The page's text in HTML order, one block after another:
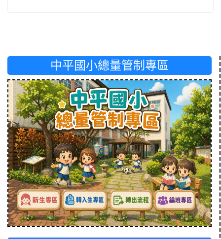
中平國小總量管制專區